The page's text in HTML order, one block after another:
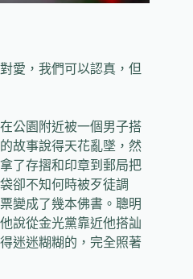
愛，我們可以認真，但
公園附近被一個男子搭
故事說得天花亂墜，然
了存摺和印章到郵局把
卻不知何時被歹徒調
變成了幾本佛書。聰明
說從金光黨靠近他搭訕
迷迷糊糊的，完全照著